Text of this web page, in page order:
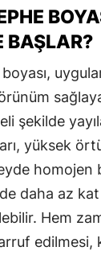
BAŞLAR?
şekilde
yüksek
homojen
daha az
Hem
edilmesi,